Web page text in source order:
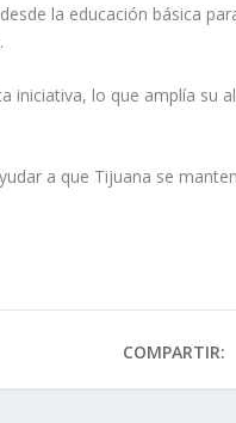
la educación básica
iniciativa, lo que amplía
a que Tijuana se
COMPARTIR: